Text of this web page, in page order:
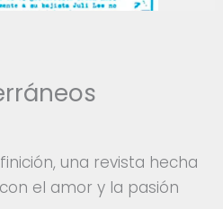
una revista hecha
el amor y la pasión